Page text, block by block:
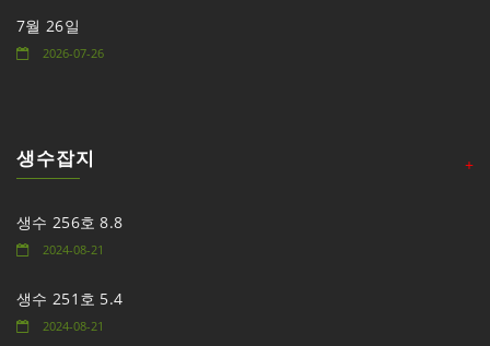
7월 26일
2026-07-26
생수잡지 +
생수 256호 8.8
2024-08-21
생수 251호 5.4
2024-08-21